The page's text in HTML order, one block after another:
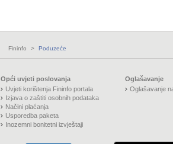
Fininfo > Poduzeće
Opći uvjeti poslovanja
Uvjeti korištenja Fininfo portala
Izjava o zaštiti osobnih podataka
Načini plaćanja
Usporedba paketa
Inozemni bonitetni izvještaji
Oglašavanje
Oglašavanje